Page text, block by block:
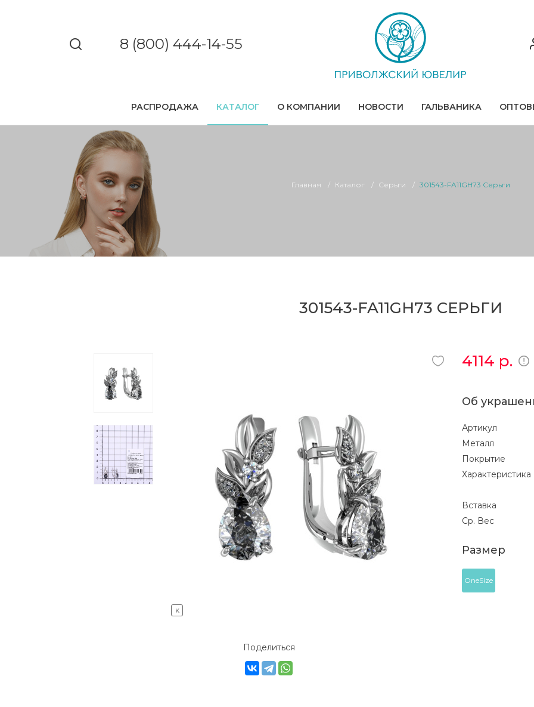
8 (800) 444-14-55
РАСПРОДАЖА КАТАЛОГ О КОМПАНИИ НОВОСТИ ГАЛЬВАНИКА
Главная Каталог Серьги 301543-FA11GH73 Серьги
301543-FA11GH73 СЕРЬГИ
K
Поделиться
4114 р.
Об
Артикул
Металл
Покрытие
Характеристика
Вставка
Ср. Вес
Размер
OneSize